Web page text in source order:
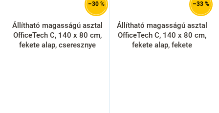
–30 %
Állítható magasságú asztal
OfficeTech C, 140 x 80 cm,
fekete alap, cseresznye
–33 %
Állítható magasságú asztal
OfficeTech C, 140 x 80 cm,
fekete alap, fekete